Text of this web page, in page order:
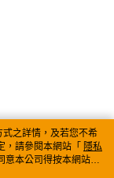
之詳情，及若您不希
，請參閱本網站「 隱私
意本公司得按本網站使